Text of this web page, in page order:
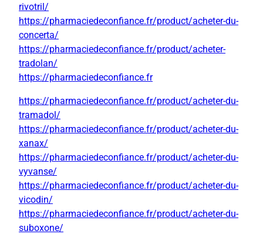
rivotril/
https://pharmaciedeconfiance.fr/product/acheter-du-
concerta/
https://pharmaciedeconfiance.fr/product/acheter-
tradolan/
https://pharmaciedeconfiance.fr
https://pharmaciedeconfiance.fr/product/acheter-du-
tramadol/
https://pharmaciedeconfiance.fr/product/acheter-du-
xanax/
https://pharmaciedeconfiance.fr/product/acheter-du-
vyvanse/
https://pharmaciedeconfiance.fr/product/acheter-du-
vicodin/
https://pharmaciedeconfiance.fr/product/acheter-du-
suboxone/